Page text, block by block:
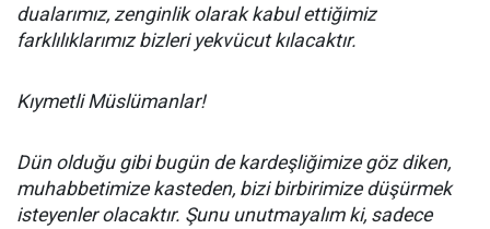
dualarımız, zenginlik olarak kabul ettiğimiz
farklılıklarımız bizleri yekvücut kılacaktır.
Kıymetli Müslümanlar!
Dün olduğu gibi bugün de kardeşliğimize göz diken,
muhabbetimize kasteden, bizi birbirimize düşürmek
isteyenler olacaktır. Şunu unutmayalım ki, sadece